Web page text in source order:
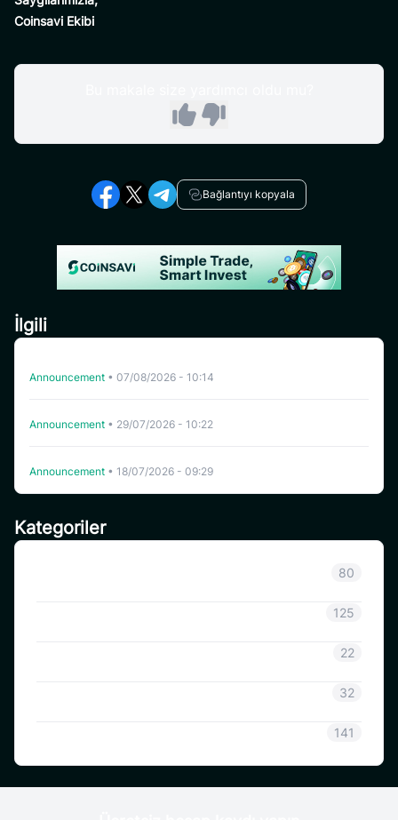
Kategoriler
80
125
22
32
141
Coinsavi Ekibi
Bağlantıyı kopyala
İlgili
Announcement • 07/08/2026 - 10:14
Announcement • 29/07/2026 - 10:22
Announcement • 18/07/2026 - 09:29